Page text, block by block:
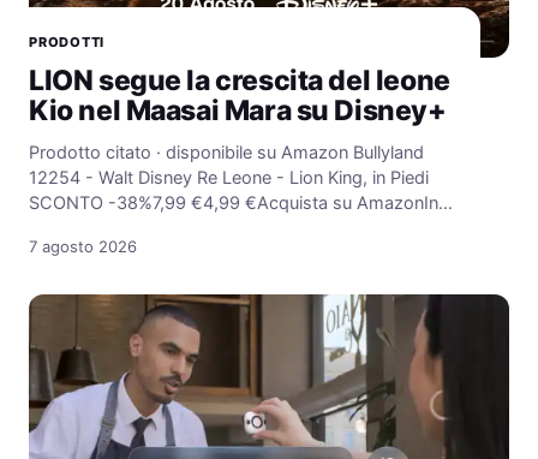
PRODOTTI
LION segue la crescita del leone
Kio nel Maasai Mara su Disney+
Prodotto citato · disponibile su Amazon Bullyland
12254 - Walt Disney Re Leone - Lion King, in Piedi
SCONTO -38%7,99 €4,99 €Acquista su AmazonIn…
7 agosto 2026